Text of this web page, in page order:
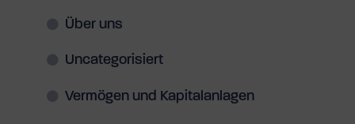
Über uns
Uncategorisiert
Vermögen und Kapitalanlagen